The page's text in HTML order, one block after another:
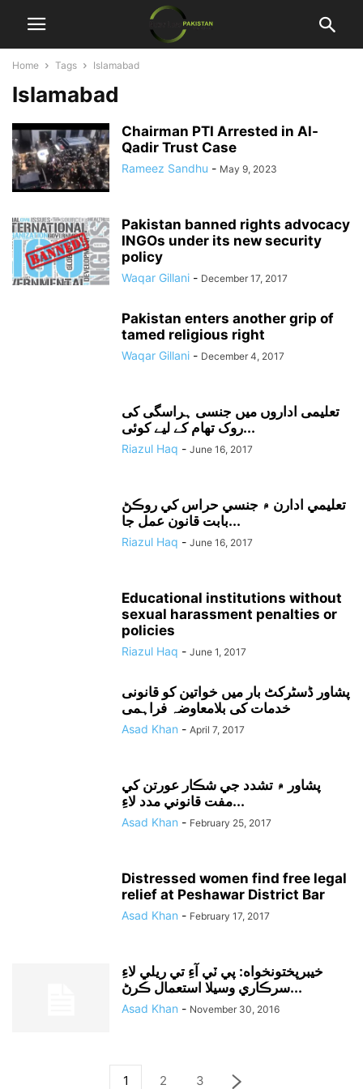
Home Tags Islamabad
Islamabad
Chairman PTI Arrested in Al-
Qadir Trust Case
Rameez Sandhu - May 9, 2023
Pakistan banned rights advocacy
INGOs under its new security
policy
Waqar Gillani - December 17, 2017
Pakistan enters another grip of
tamed religious right
Waqar Gillani - December 4, 2017
تعلیمی اداروں میں جنسی ہراسگی کی
روک تھام کے لیے کوئی...
Riazul Haq - June 16, 2017
تعليمي ادارن ۾ جنسي حراس کي روڪڻ
بابت قانون عمل جا...
Riazul Haq - June 16, 2017
Educational institutions without
sexual harassment penalties or
policies
Riazul Haq - June 1, 2017
پشاور ڈسٹرکٹ بار میں خواتین کو قانونی
خدمات کی بلامعاوضہ فراہمی
Asad Khan - April 7, 2017
پشاور ۾ تشدد جي شڪار عورتن کي
مفت قانوني مدد لاءِ...
Asad Khan - February 25, 2017
Distressed women find free legal
relief at Peshawar District Bar
Asad Khan - February 17, 2017
خيبرپختونخواه: پي ٽي آءِ تي ريلي لاءِ
سرڪاري وسيلا استعمال ڪرڻ...
Asad Khan - November 30, 2016
1 2 3